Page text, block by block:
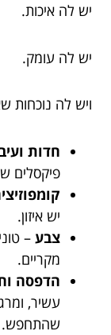
יש לה איכות.
יש לה עומק.
ויש לה נוכחות
חדות
פיקסלים
יש איזון.
צבע –
מקריים.
הדפסה
עשיר,
שהתחפש.